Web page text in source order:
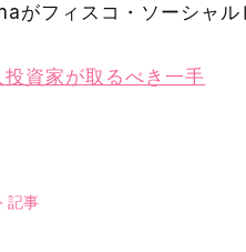
がフィスコ・ソーシャ
資家が取るべき一手
記事